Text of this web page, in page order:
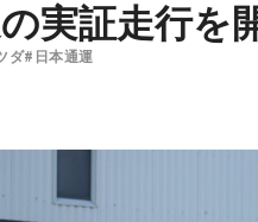
実証走行を
ダ#日本通運